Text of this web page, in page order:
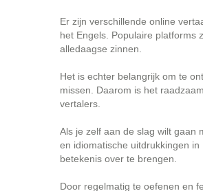
Er zijn verschillende online
het Engels. Populaire platforms
alledaagse zinnen.
Het is echter belangrijk om te
missen. Daarom is het
vertalers.
Als je zelf aan de slag wilt gaan
en idiomatische uitdrukkingen
betekenis over te brengen.
Door regelmatig te oefenen en